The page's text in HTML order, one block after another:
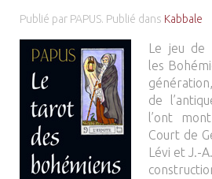
Publié par PAPUS. Publié dans Kabbale
Le jeu de
les
de
l’ont
Court de
Lévi et J.-